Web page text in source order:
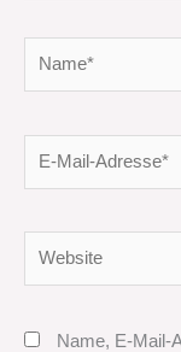
Mail-
Name, E-Mail-